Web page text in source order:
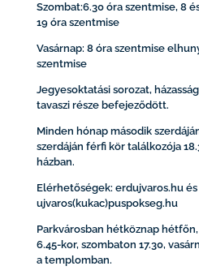
Szombat:6.30 óra szentmise, 8
19 óra szentmise
Vasárnap: 8 óra szentmise
szentmise
Jegyesoktatási sorozat,
tavaszi része befejeződött.
Minden hónap második
szerdáján férfi kör találkozója
házban.
Elérhetőségek: erdujvaros.hu és
ujvaros(kukac)puspokseg.hu
Parkvárosban hétköznap
6.45-kor, szombaton 17.30,
a templomban.